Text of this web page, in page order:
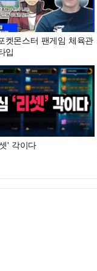
켓몬스터 팬게임 체육관
입
' 각이다